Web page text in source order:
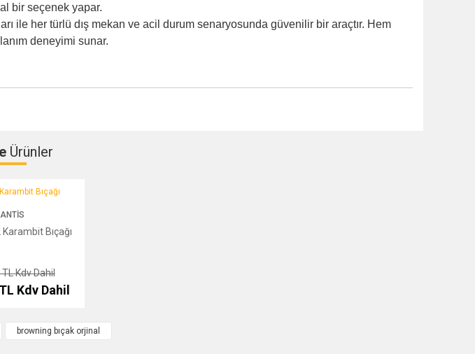
bir seçenek yapar.
ile her türlü dış mekan ve acil durum senaryosunda güvenilir bir araçtır. Hem
deneyimi sunar.
Ürünler
Bıçağı
Bıçağı
TLKdv Dahil
Kdv Dahil
browning bıçak orjinal